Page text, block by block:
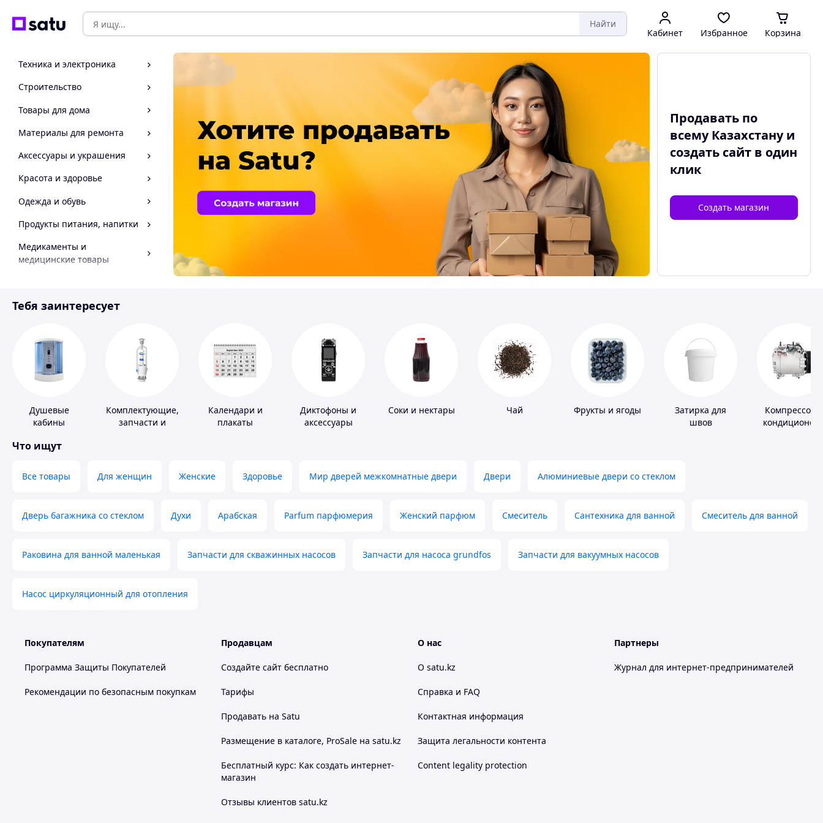
Найти
Кабинет Избранное Корзина
Техника и электроника
Строительство
Товары для дома
Материалы для ремонта
Аксессуары и украшения
Красота и здоровье
Одежда и обувь
Продукты питания, напитки
Медикаменты и
медицинские товары
Инструмент
Продавать по
всему Казахстану и
создать сайтв один
клик
Создать магазин
Тебя заинтересует
Душевые
кабины
Комплектующие,
запчасти и
Календари и
плакаты
Диктофоны и
аксессуары
Соки и нектары Чай Фрукты и ягоды
Затирка для
швов
Компрессоры
Что ищут
Все товары Для женщин Женские Здоровье Мир дверей межкомнатные двери Двери Алюминиевые двери со стеклом
Дверь багажника со стеклом Духи Арабская Parfum парфюмерия Женский парфюм Смеситель Сантехника для ванной Смеситель для ванной
Раковина для ванной маленькая Запчасти для скважинных насосов Запчасти для насоса grundfos Запчасти для вакуумных насосов
Насос циркуляционный для отопления
Покупателям
Программа Защиты Покупателей
Рекомендации по безопасным покупкам
Продавцам
Создайте сайт бесплатно
Тарифы
Продавать на Satu
Размещение в каталоге, ProSale на satu.kz
Бесплатный курс: Как создать интернет-
магазин
Отзывы клиентов satu.kz
О нас
О satu.kz
Справка и FAQ
Контактная информация
Защита легальности контента
Content legality protection
Партнеры
Журнал для интернет-предпринимателей